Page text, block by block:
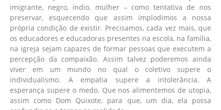
imigrante, negro, índio, mulher – como tentativa de nos
preservar, esquecendo que assim implodimos a nossa
própria condição de existir. Precisamos, cada vez mais, que
os educadores e educadoras presentes na escola, na família,
na igreja sejam capazes de formar pessoas que executem a
percepção da compaixão. Assim talvez poderemos ainda
viver em um mundo no qual o coletivo supere o
individualismo. A empatia supere a intolerância. A
esperança supere o medo. Que nos alimentemos de utopia,
assim como Dom Quixote, para que, um dia, ela possa